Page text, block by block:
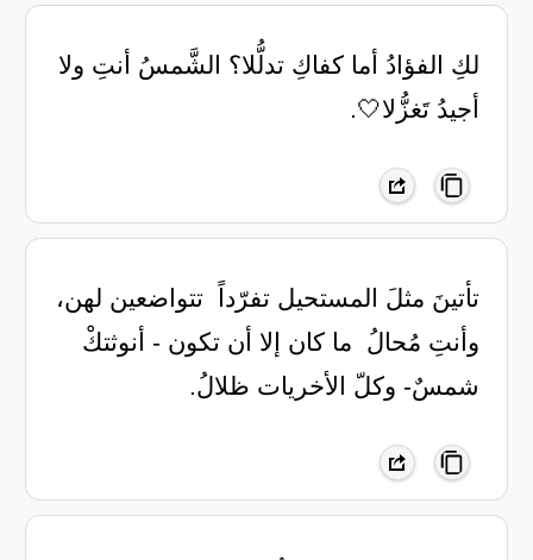
لكِ الفؤادُ أما كفاكِ تدلُّلا؟ ‏الشَّمسُ أنتِ ولا
أجيدُ تَغزُّلا🤍.
تأتينَ مثلَ المستحيل تفرّداً ‏ تتواضعين لهن،
وأنتِ مُحالُ ‏ ما كان إلا أن تكون - أنوثتكْ ‏
شمسٌ- وكلّ الأخريات ظلالُ.